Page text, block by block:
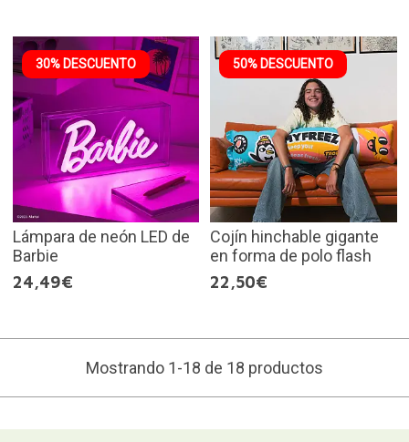
30% DESCUENTO
Lámpara de neón LED de
Barbie
24,49€
50% DESCUENTO
Cojín hinchable gigante
en forma de polo flash
22,50€
Mostrando 1-18 de 18 productos